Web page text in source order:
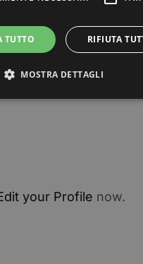
your Profile now.
TUTTO RIFIUTA
MOSTRA DETTAGLI
principali del sito web come
strettamente necessari.
3 mesi